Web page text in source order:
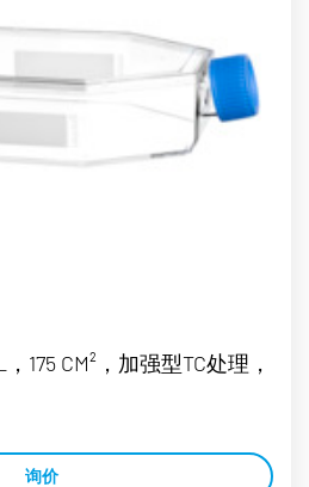
175 CM²，加强型TC处理，
询价